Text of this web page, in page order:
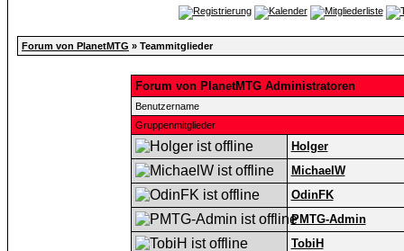
Forum von PlanetMTG » Teammitglieder
Forum von PlanetMTG Administratoren
Benutzername
Gruppenmitglieder
Holger
MichaelW
OdinFK
PMTG-Admin
TobiH